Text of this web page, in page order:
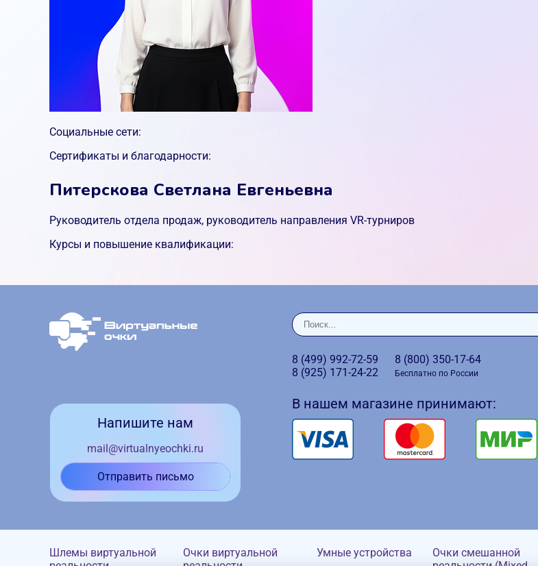
Социальные сети:
Сертификаты и благодарности:
Питерскова Светлана Евгеньевна
Руководитель отдела продаж, руководитель направления VR-турниров
Курсы и повышение квалификации:
Напишите нам
mail@virtualnyeochki.ru
Отправить письмо
8 (499) 992-72-59
8 (925) 171-24-22
8 (800) 350-17-64
Бесплатно по России
В нашем магазине принимают:
Шлемы виртуальной
Очки виртуальной
Умные устройства
Очки смешанной